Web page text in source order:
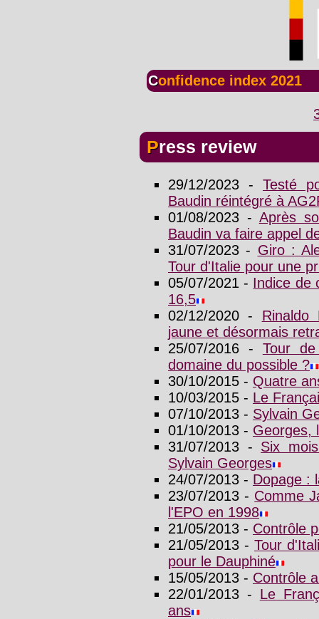
Confidence index 2021
Press review
29/12/2023 - Testé
Baudin réintégré à
01/08/2023 - Après
Baudin va faire appel
31/07/2023 - Giro :
Tour d'Italie pour une
05/07/2021 - Indice de
16,5
02/12/2020 - Rinaldo
jaune et désormais
25/07/2016 - Tour
domaine du possible ?
30/10/2015 - Quatre
10/03/2015 - Le
07/10/2013 - Sylvain
01/10/2013 - Georges,
31/07/2013 - Six
Sylvain Georges
24/07/2013 - Dopage :
23/07/2013 - Comme
l'EPO en 1998
21/05/2013 - Contrôle
21/05/2013 - Tour
pour le Dauphiné
15/05/2013 - Contrôle
22/01/2013 - Le
ans